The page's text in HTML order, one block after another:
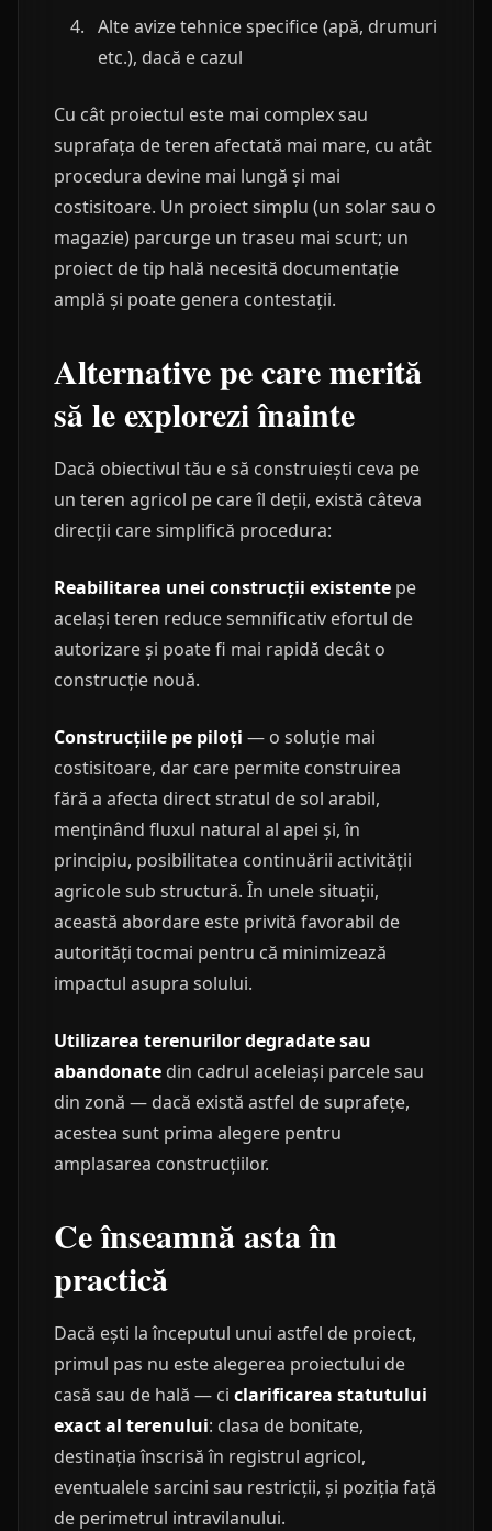
Alte avize tehnice specifice (apă, drumuri
etc.), dacă e cazul
Cu cât proiectul este mai complex sau
suprafața de teren afectată mai mare, cu atât
procedura devine mai lungă și mai
costisitoare. Un proiect simplu (un solar sau o
magazie) parcurge un traseu mai scurt; un
proiect de tip hală necesită documentație
amplă și poate genera contestații.
Alternative pe care merită
să le explorezi înainte
Dacă obiectivul tău e să construiești ceva pe
un teren agricol pe care îl deții, există câteva
direcții care simplifică procedura:
Reabilitarea unei construcții existente pe
același teren reduce semnificativ efortul de
autorizare și poate fi mai rapidă decât o
construcție nouă.
Construcțiile pe piloți — o soluție mai
costisitoare, dar care permite construirea
fără a afecta direct stratul de sol arabil,
menținând fluxul natural al apei și, în
principiu, posibilitatea continuării activității
agricole sub structură. În unele situații,
această abordare este privită favorabil de
autorități tocmai pentru că minimizează
impactul asupra solului.
Utilizarea terenurilor degradate sau
abandonate din cadrul aceleiași parcele sau
din zonă — dacă există astfel de suprafețe,
acestea sunt prima alegere pentru
amplasarea construcțiilor.
Ce înseamnă asta în
practică
Dacă ești la începutul unui astfel de proiect,
primul pas nu este alegerea proiectului de
casă sau de hală — ci clarificarea statutului
exact al terenului: clasa de bonitate,
destinația înscrisă în registrul agricol,
eventualele sarcini sau restricții, și poziția față
de perimetrul intravilanului.